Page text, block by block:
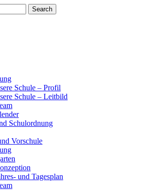
Search
Schule – Profil
Schule – Leitbild
Schulordnung
Vorschule
und Tagesplan